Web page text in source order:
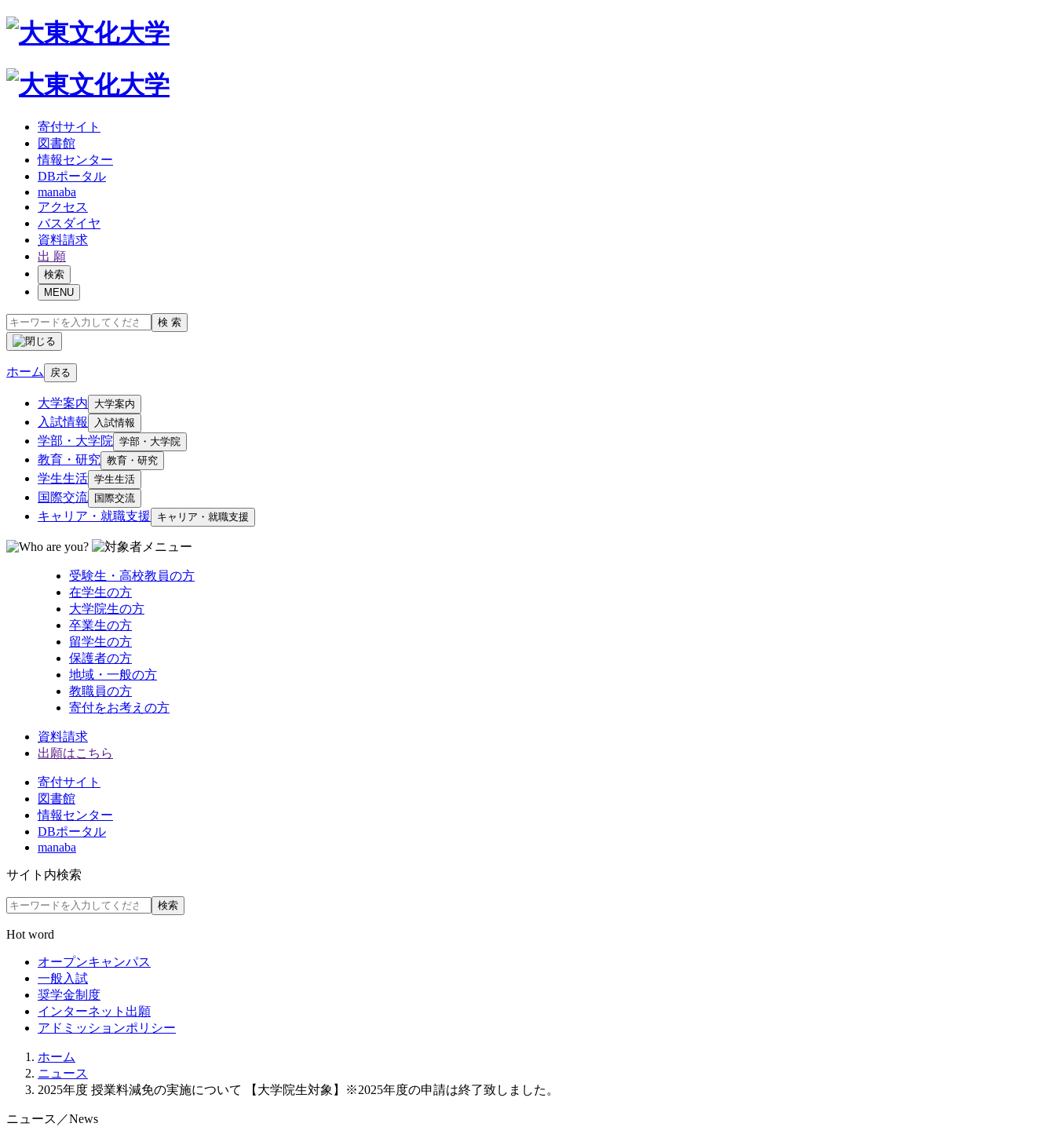
寄付サイト
図書館
情報センター
DBポータル
manaba
アクセス
バスダイヤ
資料請求
出 願
検索
MENU
検 索
ホーム 戻る
大学案内 大学案内
入試情報 入試情報
学部・大学院 学部・大学院
教育・研究 教育・研究
学生生活 学生生活
国際交流 国際交流
キャリア・就職支援 キャリア・就職支援
受験生・高校教員の方
在学生の方
大学院生の方
卒業生の方
留学生の方
保護者の方
地域・一般の方
教職員の方
寄付をお考えの方
資料請求
出願はこちら
寄付サイト
図書館
情報センター
DBポータル
manaba
サイト内検索
検索
Hot word
オープンキャンパス
一般入試
奨学金制度
インターネット出願
アドミッションポリシー
ホーム
ニュース
2025年度 授業料減免の実施について 【大学院生対象】※2025年度の申請は終了致しました。
ニュース ／News